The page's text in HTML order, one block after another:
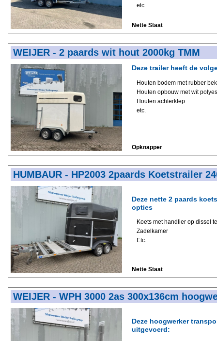
etc.
Nette Staat
WEIJER - 2 paards wit hout 2000kg TMM
Deze trailer heeft de
Houten bodem met rubber
Houten opbouw met wit
Houten achterklep
etc.
Opknapper
HUMBAUR - HP2003 2paards Koetstrailer
Deze nette 2 paards
opties
Koets met handlier op dissel
Zadelkamer
Etc.
Nette Staat
WEIJER - WPH 3000 2as 300x136cm
Deze hoogwerker
uitgevoerd: